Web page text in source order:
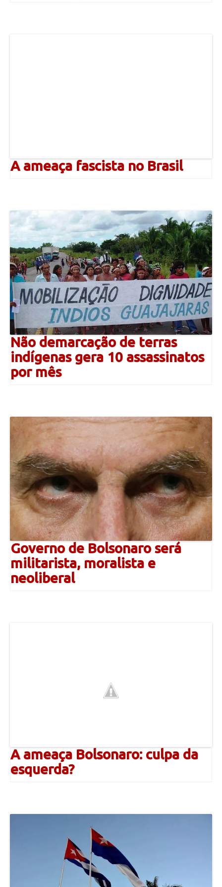
A ameaça fascista no Brasil
Não demarcação de terras
indígenas gera 10 assassinatos
por mês
Governo de Bolsonaro será
militarista, moralista e
neoliberal
A ameaça Bolsonaro: culpa da
esquerda?